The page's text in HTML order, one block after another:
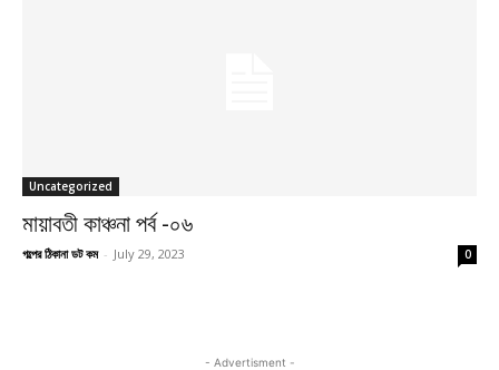
Uncategorized
মায়াবতী কাঞ্চনা পর্ব -০৬
গল্পের ঠিকানা ডট কম - July 29, 2023 0
- Advertisment -